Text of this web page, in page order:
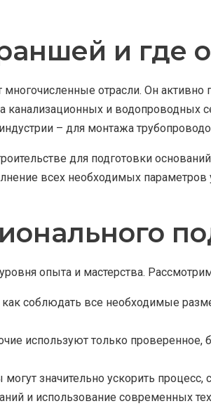
и где
отрасли. Он
и водопроводных
– для монтажа
для подготовки
всех необходимых параметров
опыта и мастерства.
соблюдать все необходимые
используют только
значительно ускорить
и использование современных